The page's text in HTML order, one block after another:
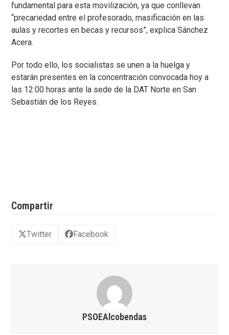
fundamental para esta movilización, ya que conllevan
“precariedad entre el profesorado, masificación en las
aulas y recortes en becas y recursos”, explica Sánchez
Acera.
Por todo ello, los socialistas se unen a la huelga y
estarán presentes en la concentración convocada hoy a
las 12:00 horas ante la sede de la DAT Norte en San
Sebastián de los Reyes.
Compartir
Twitter Facebook
PSOEAlcobendas